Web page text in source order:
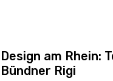
Design am Rhein:
Bündner Rigi